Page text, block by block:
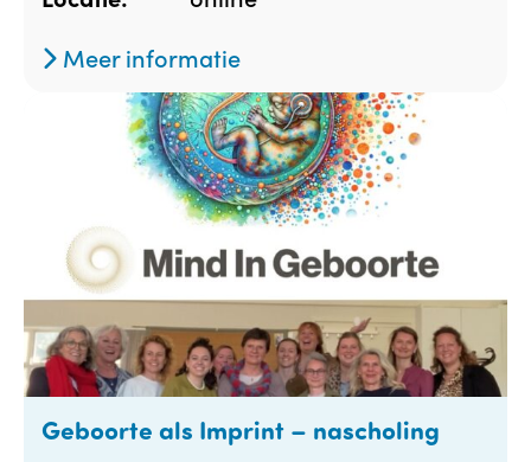
Meer informatie
Geboorte als Imprint – nascholing